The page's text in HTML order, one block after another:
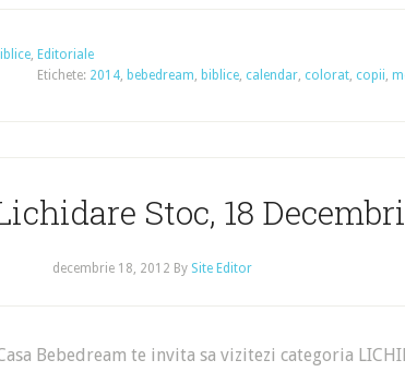
, Editoriale
Etichete: 2014, bebedream, biblice, calendar, colorat, copii,
Stoc, 18
decembrie 18, 2012 By Site Editor
Bebedream te invita sa vizitezi categoria